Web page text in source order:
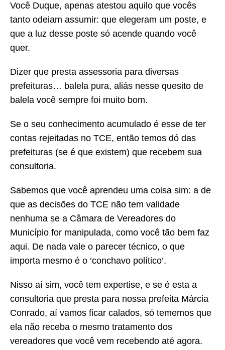
Você Duque, apenas atestou aquilo que vocês
tanto odeiam assumir: que elegeram um poste, e
que a luz desse poste só acende quando você
quer.
Dizer que presta assessoria para diversas
prefeituras… balela pura, aliás nesse quesito de
balela você sempre foi muito bom.
Se o seu conhecimento acumulado é esse de ter
contas rejeitadas no TCE, então temos dó das
prefeituras (se é que existem) que recebem sua
consultoria.
Sabemos que você aprendeu uma coisa sim: a de
que as decisões do TCE não tem validade
nenhuma se a Câmara de Vereadores do
Município for manipulada, como você tão bem faz
aqui. De nada vale o parecer técnico, o que
importa mesmo é o ‘conchavo político’.
Nisso aí sim, você tem expertise, e se é esta a
consultoria que presta para nossa prefeita Márcia
Conrado, aí vamos ficar calados, só tememos que
ela não receba o mesmo tratamento dos
vereadores que você vem recebendo até agora.